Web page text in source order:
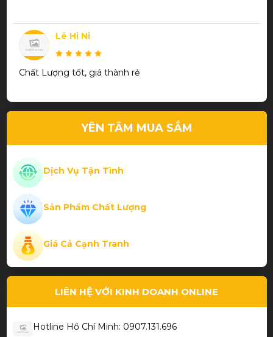
Lê Hi Ni
Chất Lượng tốt, giá thành rẻ
Trần Thanh Phương
Phạm Thành Hiếu
Cơ bida chất
YÊN TÂM MUA SẮM
Dịch Vụ Tận Tình
Sản Phẩm Chất Lượng
Giá Cả Cạnh Tranh
LIÊN HỆ VỚI KINH DOANH ONLINE
Hotline Hồ Chí Minh: 0907.131.696